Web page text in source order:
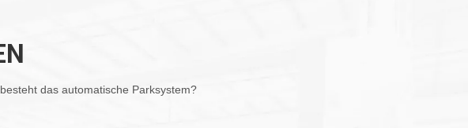
das automatische Parksystem?